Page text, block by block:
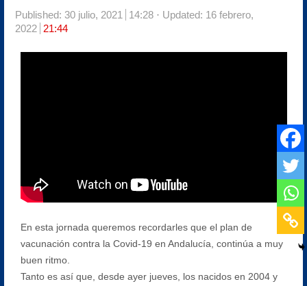
Published: 30 julio, 2021 14:28
Updated: 16 febrero,
2022
21:44
En esta jornada queremos recordarles que el plan de
vacunación contra la Covid-19 en Andalucía, continúa a muy
buen ritmo.
Tanto es así que, desde ayer jueves, los nacidos en 2004 y